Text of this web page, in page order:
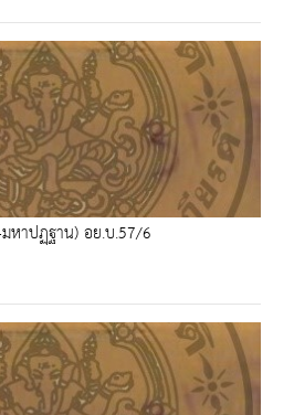
หาปฏฺฐาน) อย.บ.57/6